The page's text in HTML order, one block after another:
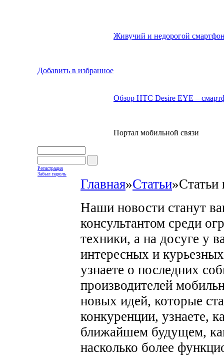
Добавить в избранное
Живучий и недорогой
Обзор HTC Desire EYE –
Портал мобильной связи
Регистрация
Забыл пароль
Главная»Статьи»Статьи
Наши новости станут
консультантом среди
техники, а на досуге у
интересных и
узнаете о последних
производителей
новых идей, которые
конкуренции, узнаете,
ближайшем будущем,
насколько более